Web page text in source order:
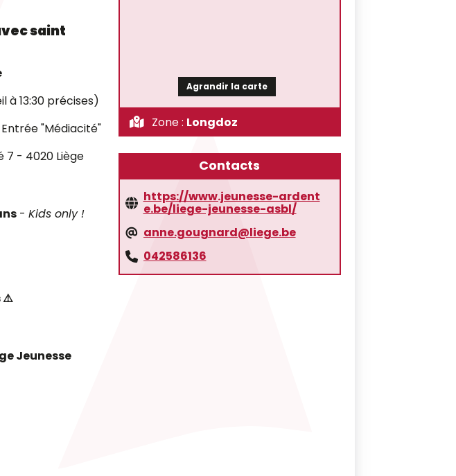
saint
à 13:30 précises)
"Médiacité"
7 - 4020 Liège
-Kids only !
⚠️
Jeunesse
Agrandir la carte
Zone : Longdoz
Contacts
https://www.jeunesse-ardent
e.be/liege-jeunesse-asbl/
anne.gougnard@liege.be
042586136